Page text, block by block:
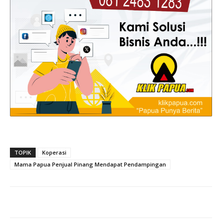
TOPIK
Koperasi
Mama Papua Penjual Pinang Mendapat Pendampingan